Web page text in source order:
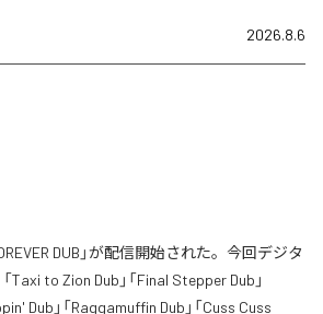
2026.8.6
DUB」が配信開始された。今回デジタ
to Zion Dub」「Final Stepper Dub」
Dub」「Raggamuffin Dub」「Cuss Cuss